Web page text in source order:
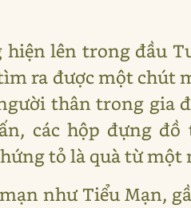
lên trong đầu
ra được một chút
thân trong gia
các hộp đựng
tỏ là quà từ một
như Tiểu Mạn,